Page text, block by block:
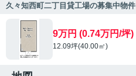
久々知西町二丁目貸工場の募集中物件
9万円 (0.74万円/坪)
12.09坪(40.00㎡)